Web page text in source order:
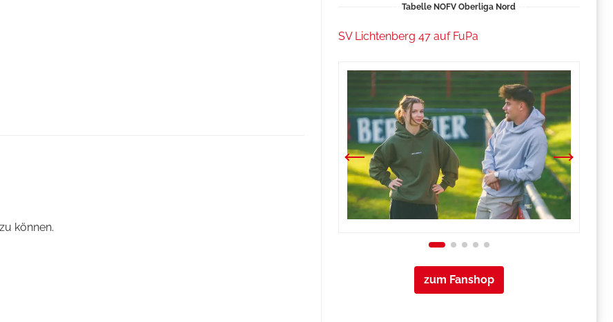
können.
Tabelle NOFV Oberliga Nord
SV Lichtenberg 47 auf FuPa
zum Fanshop